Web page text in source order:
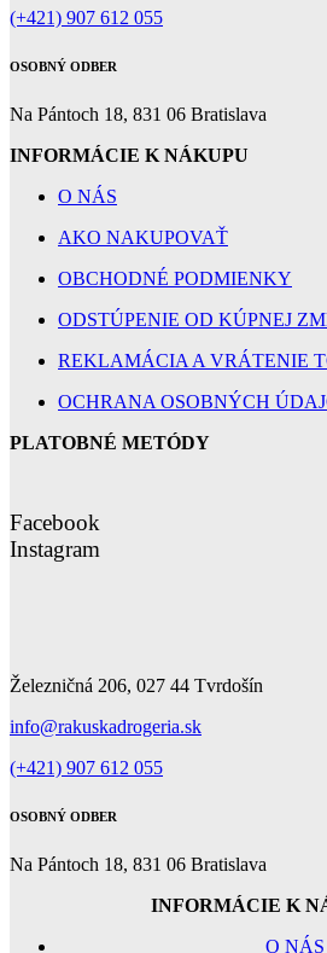
(+421) 907 612 055
OSOBNÝ ODBER
Na Pántoch 18, 831 06 Bratislava
INFORMÁCIE K NÁKUPU
O NÁS
AKO NAKUPOVAŤ
OBCHODNÉ PODMIENKY
ODSTÚPENIE OD KÚPNEJ
REKLAMÁCIA A VRÁTENIE
OCHRANA OSOBNÝCH
PLATOBNÉ METÓDY
Facebook
Instagram
Železničná 206, 027 44 Tvrdošín
info@rakuskadrogeria.sk
(+421) 907 612 055
OSOBNÝ ODBER
Na Pántoch 18, 831 06 Bratislava
INFORMÁCIE K
O NÁS